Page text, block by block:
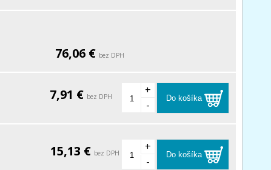
76,06 € bez DPH
7,91 € bez DPH
+
-
Do košíka
15,13 € bez DPH
+
-
Do košíka